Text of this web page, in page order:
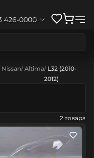
426-0000
Nissan Altima L32 (2010-
2012)
2 товара